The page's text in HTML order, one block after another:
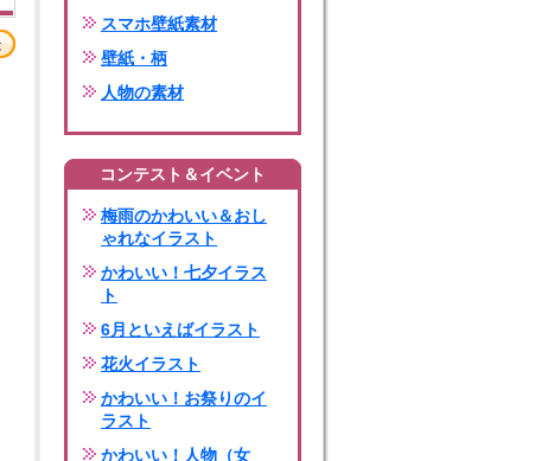
スマホ壁紙素材
壁紙・柄
人物の素材
コンテスト＆イベント
梅雨のかわいい＆おし
ゃれなイラスト
かわいい！七夕イラス
ト
6月といえばイラスト
花火イラスト
かわいい！お祭りのイ
ラスト
かわいい！人物（女